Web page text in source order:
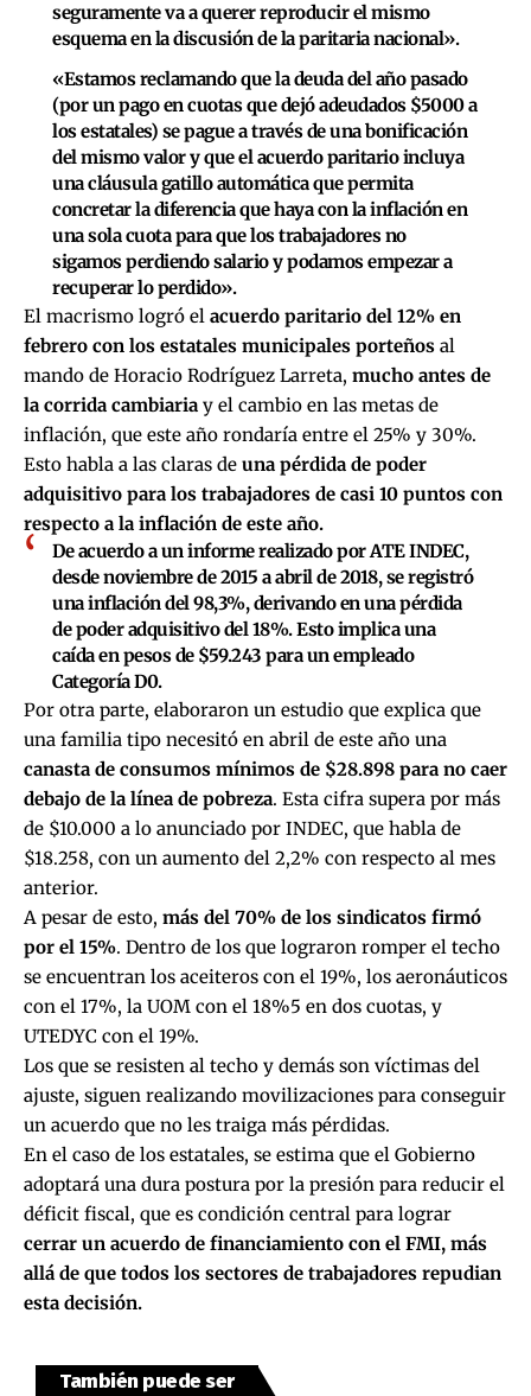
seguramente va a querer reproducir el mismo
esquema en la discusión de la paritaria nacional».
«Estamos reclamando que la deuda del año pasado
(por un pago en cuotas que dejó adeudados $5000 a
los estatales) se pague a través de una bonificación
del mismo valor y que el acuerdo paritario incluya
una cláusula gatillo automática que permita
concretar la diferencia que haya con la inflación en
una sola cuota para que los trabajadores no
sigamos perdiendo salario y podamos empezar a
recuperar lo perdido».
El macrismo logró el acuerdo paritario del 12% en
febrero con los estatales municipales porteños al
mando de Horacio Rodríguez Larreta, mucho antes de
la corrida cambiaria y el cambio en las metas de
inflación, que este año rondaría entre el 25% y 30%.
Esto habla a las claras de una pérdida de poder
adquisitivo para los trabajadores de casi 10 puntos con
respecto a la inflación de este año.
De acuerdo a un informe realizado por ATE INDEC,
desde noviembre de 2015 a abril de 2018, se registró
una inflación del 98,3%, derivando en una pérdida
de poder adquisitivo del 18%. Esto implica una
caída en pesos de $59.243 para un empleado
Categoría D0.
Por otra parte, elaboraron un estudio que explica que
una familia tipo necesitó en abril de este año una
canasta de consumos mínimos de $28.898 para no caer
debajo de la línea de pobreza. Esta cifra supera por más
de $10.000 a lo anunciado por INDEC, que habla de
$18.258, con un aumento del 2,2% con respecto al mes
anterior.
A pesar de esto, más del 70% de los sindicatos firmó
por el 15%. Dentro de los que lograron romper el techo
se encuentran los aceiteros con el 19%, los aeronáuticos
con el 17%, la UOM con el 18%5 en dos cuotas, y
UTEDYC con el 19%.
Los que se resisten al techo y demás son víctimas del
ajuste, siguen realizando movilizaciones para conseguir
un acuerdo que no les traiga más pérdidas.
En el caso de los estatales, se estima que el Gobierno
adoptará una dura postura por la presión para reducir el
déficit fiscal, que es condición central para lograr
cerrar un acuerdo de financiamiento con el FMI, más
allá de que todos los sectores de trabajadores repudian
esta decisión.
También puede ser